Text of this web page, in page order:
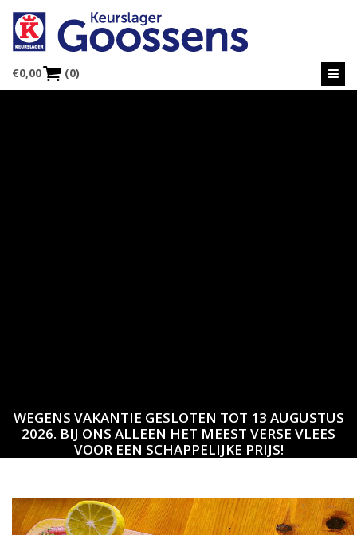
€0,00 (0)
WEGENS VAKANTIE GESLOTEN TOT 13 AUGUSTUS
2026. BIJ ONS ALLEEN HET MEEST VERSE VLEES
VOOR EEN SCHAPPELIJKE PRIJS!